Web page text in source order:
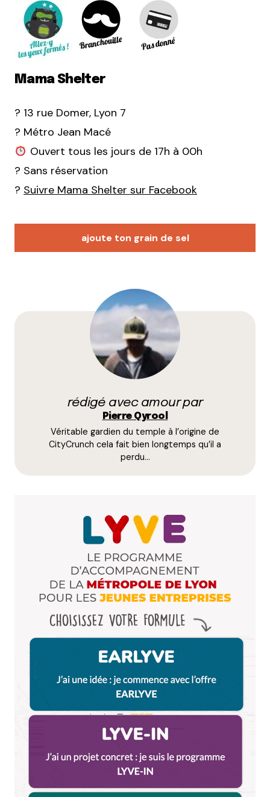
Mama Shelter
? 13 rue Domer, Lyon 7
? Métro Jean Macé
Ouvert tous les jours de 17h à 00h
? Sans réservation
? Suivre Mama Shelter sur Facebook
ajoute ton grain de sel
Votre adresse e-mail ne sera pas publiée.
champs obligatoires sont indiqués avec
E-mail*
Enregistrer mon nom, mon e-mail et mon site dans le
Prévenez-moi de tous les nouveaux commentaires
Et bim !
rédigé avec amour par
Pierre Qyrool
Véritable gardien du temple à l’origine de
CityCrunch cela fait bien longtemps qu’il a
perdu…